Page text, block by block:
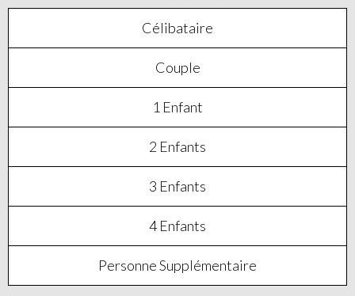
Célibataire
Couple
1 Enfant
2 Enfants
3 Enfants
4 Enfants
Personne Supplémentaire